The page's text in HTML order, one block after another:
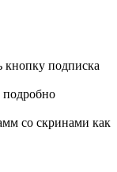
кнопку подписка
подробно
со скринами как